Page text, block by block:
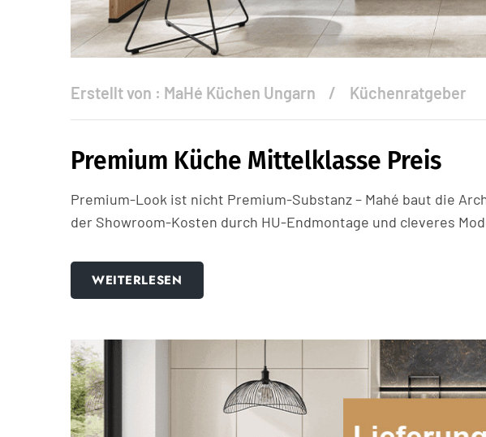
Erstellt von : MaHé Küchen Ungarn Küchenratgeber
Premium Küche Mittelklasse Preis
Premium-Look ist nicht Premium-Substanz – Mahé baut die
der Showroom-Kosten durch HU-Endmontage und cleveres
WEITERLESEN